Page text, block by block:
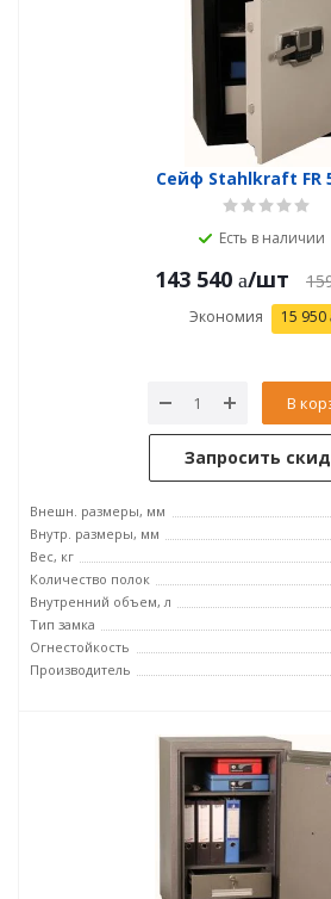
Сейф Stahlkraft FR
Есть в наличии
143 540 /шт
Экономия 15 950
В
Запросить
Внешн. размеры, мм
Внутр. размеры, мм
Вес, кг
Количество полок
Внутренний объем, л
Тип замка
Огнестойкость
Производитель